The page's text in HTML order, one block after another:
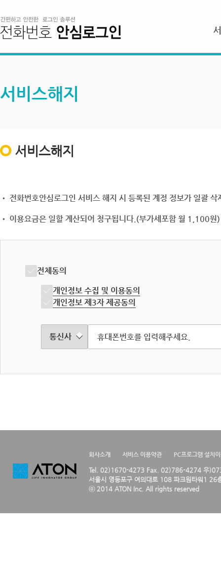
서비스해지
서비스해지
• 전화번호안심로그인 서비스 해지 시 등록된 계정 정보가 일괄
• 이용요금은 일할 계산되어 청구됩니다.(부가세포함 월 1,100원)
전체동의
개인정보 수집 및 이용동의
개인정보 제3자 제공동의
회사소개 서비스 이용약관 PC프로그램 설치
Tel. 02)1670-4273 Fax. 02)786-4274 우
서울시 영등포구 여의대로 108 파크원타워1 26
ⓒ 2014 ATON Inc. All rights reserved